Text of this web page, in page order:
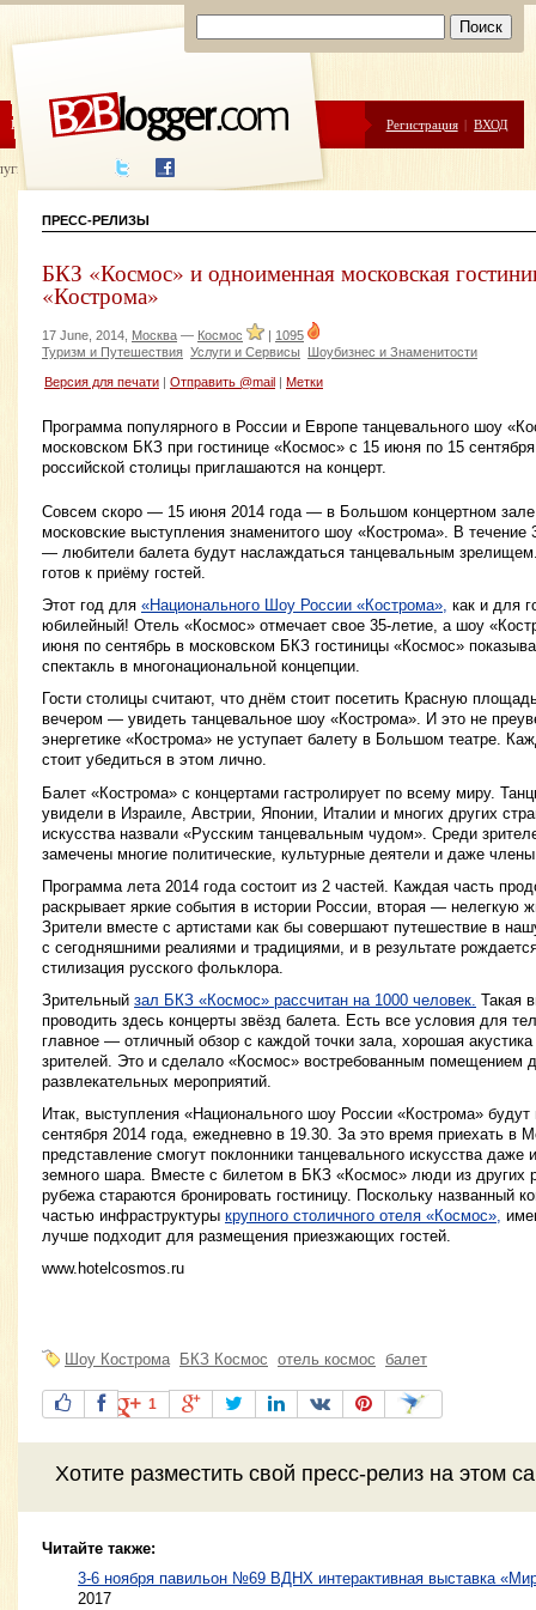
ЦЕНЫ ПОМОЩЬ Регистрация | ВХОД
написания
ПРЕСС-РЕЛИЗЫ
БКЗ «Космос» и одноименная московская
«Кострома»
17 June, 2014, Москва — Космос | 1095
Туризм и Путешествия Услуги и Сервисы Шоубизнес и Знаменитости
Версия для печати Отправить @mail Метки
Программа популярного в России и Европе танцевального шоу
московском БКЗ при гостинице «Космос» с 15 июня по 15
российской столицы приглашаются на концерт.
Совсем скоро — 15 июня 2014 года — в Большом концертном зале
московские выступления знаменитого шоу «Кострома». В
— любители балета будут наслаждаться танцевальным
готов к приёму гостей.
Этот год для «Национального Шоу России «Кострома», как и для
юбилейный! Отель «Космос» отмечает свое 35-летие, а шоу
июня по сентябрь в московском БКЗ гостиницы «Космос»
спектакль в многонациональной концепции.
Гости столицы считают, что днём стоит посетить Красную
вечером — увидеть танцевальное шоу «Кострома». И это не
энергетике «Кострома» не уступает балету в Большом театре.
стоит убедиться в этом лично.
Балет «Кострома» с концертами гастролирует по всему миру.
увидели в Израиле, Австрии, Японии, Италии и многих других
искусства назвали «Русским танцевальным чудом». Среди
замечены многие политические, культурные деятели и даже
Программа лета 2014 года состоит из 2 частей. Каждая часть
раскрывает яркие события в истории России, вторая — нелегкую
Зрители вместе с артистами как бы совершают путешествие в
с сегодняшними реалиями и традициями, и в результате
стилизация русского фольклора.
Зрительный зал БКЗ «Космос» рассчитан на 1000 человек. Такая
проводить здесь концерты звёзд балета. Есть все условия для
главное — отличный обзор с каждой точки зала, хорошая
зрителей. Это и сделало «Космос» востребованным помещением
развлекательных мероприятий.
Итак, выступления «Национального шоу России «Кострома»
сентября 2014 года, ежедневно в 19.30. За это время приехать в
представление смогут поклонники танцевального искусства даже
земного шара. Вместе с билетом в БКЗ «Космос» люди из других
рубежа стараются бронировать гостиницу. Поскольку названный
частью инфраструктуры крупного столичного отеля «Космос»,
лучше подходит для размещения приезжающих гостей.
www.hotelcosmos.ru
Шоу Кострома БКЗ Космос отель космос балет
1
Хотите разместить свой пресс-релиз на этом
Читайте также:
3-6 ноября павильон №69 ВДНХ интерактивная выставка
2017